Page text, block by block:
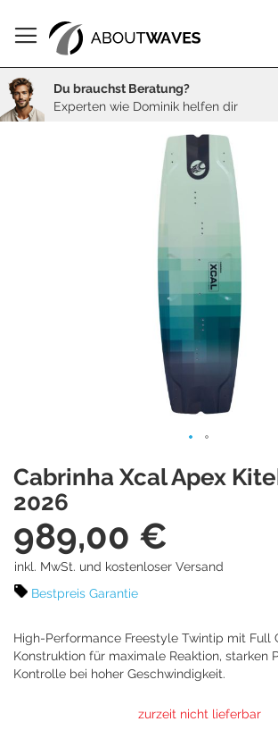
zum
Inhalt
Du brauchst Beratung?
Experten wie Dominik helfen dir
Cabrinha Xcal Apex
2026
989,00 €
inkl. MwSt. und kostenloser Versand
Bestpreis Garantie
High-Performance Freestyle Twintip mit Full
Konstruktion für maximale Reaktion, starken
Kontrolle bei hoher Geschwindigkeit.
zurzeit nicht lieferbar
to
the
beginning
of
the
images
gallery